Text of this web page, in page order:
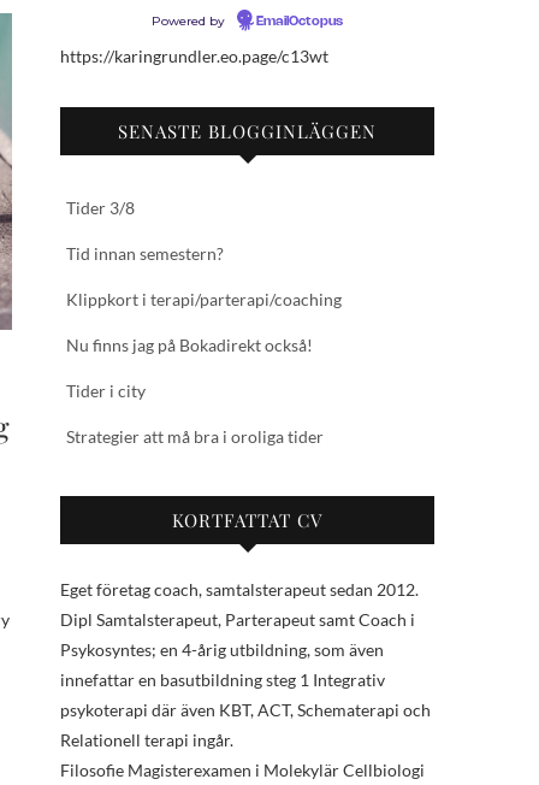
Powered by EmailOctopus
https://karingrundler.eo.page/c13wt
SENASTE BLOGGINLÄGGEN
Tider 3/8
Tid innan semestern?
Klippkort i terapi/parterapi/coaching
Nu finns jag på Bokadirekt också!
Tider i city
Strategier att må bra i oroliga tider
KORTFATTAT CV
Eget företag coach, samtalsterapeut sedan 2012.
Dipl Samtalsterapeut, Parterapeut samt Coach i
Psykosyntes; en 4-årig utbildning, som även
innefattar en basutbildning steg 1 Integrativ
psykoterapi där även KBT, ACT, Schematerapi och
Relationell terapi ingår.
Filosofie Magisterexamen i Molekylär Cellbiologi